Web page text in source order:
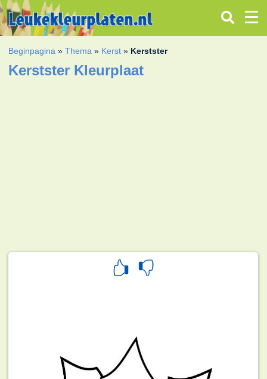
Beginpagina »Thema » Kerst » Kerstster
Kerstster Kleurplaat